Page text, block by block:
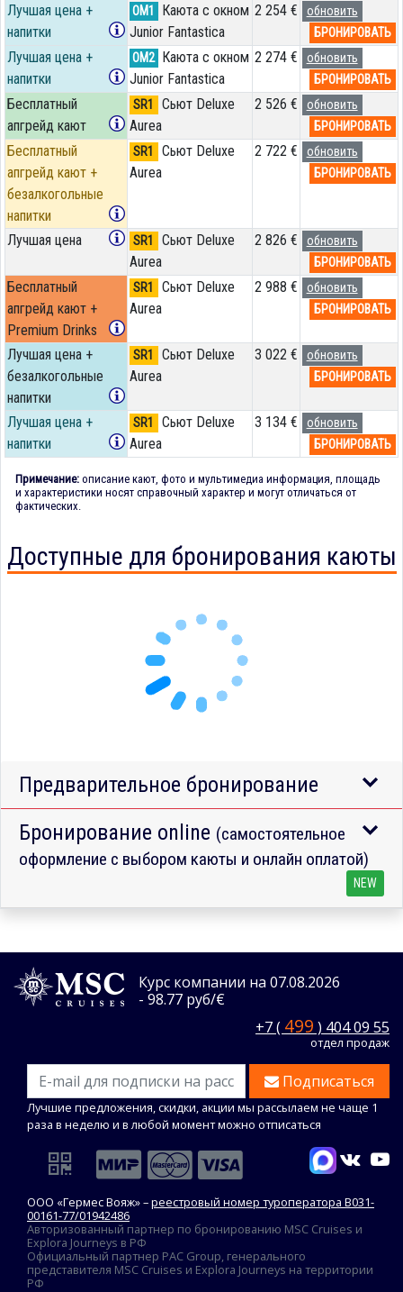
Лучшая цена +
напитки
OM1
Каюта с окном
Junior Fantastica
2 254 €
обновить
БРОНИРОВАТЬ
Лучшая цена +
напитки
OM2 Каюта с окном
Junior Fantastica
2 274 €
обновить
БРОНИРОВАТЬ
Бесплатный
апгрейд кают
SR1
Сьют Deluxe
Aurea
2 526 €
обновить
БРОНИРОВАТЬ
Бесплатный
апгрейд кают +
безалкогольные
напитки
SR1
Сьют Deluxe
Aurea
2 722 €
обновить
БРОНИРОВАТЬ
Лучшая цена SR1
Сьют Deluxe
Aurea
2 826 €
обновить
БРОНИРОВАТЬ
Бесплатный
апгрейд кают +
Premium Drinks
SR1
Сьют Deluxe
Aurea
2 988 €
обновить
БРОНИРОВАТЬ
Лучшая цена +
безалкогольные
напитки
SR1
Сьют Deluxe
Aurea
3 022 €
обновить
БРОНИРОВАТЬ
Лучшая цена +
напитки
SR1
Сьют Deluxe
Aurea
3 134 €
обновить
БРОНИРОВАТЬ
Примечание: описание кают, фото и мультимедиа информация, площадь
и характеристики носят справочный характер и могут отличаться от
фактических.
Доступные для бронирования каюты
Предварительное бронирование
Бронирование online (самостоятельное
оформление с выбором каюты и онлайн оплатой)
NEW
Курс компании на 07.08.2026
- 98.77 руб/€
+7 ( 499 ) 404 09 55
отдел продаж
Подписаться
Лучшие предложения, скидки, акции мы рассылаем не чаще 1
раза в неделю и в любой момент можно отписаться
ООО «Гермес Вояж» –реестровый номер туроператора В031-
00161-77/01942486
Авторизованный партнер по бронированию MSC Cruises и
Explora Journeys в РФ
Официальный партнер PAC Group, генерального
представителя MSC Cruises и Explora Journeys на территории
РФ